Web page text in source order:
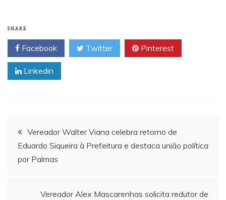
SHARE
Facebook Twitter Pinterest
Linkedin
Navegação
de
Vereador Walter Viana celebra retorno de
Eduardo Siqueira à Prefeitura e destaca união política
por Palmas
Vereador Alex Mascarenhas solicita redutor de